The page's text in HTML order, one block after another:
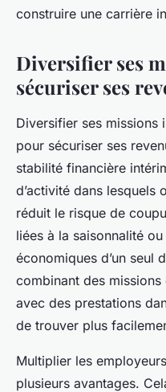
construire une carrière
Diversifier ses
sécuriser ses
Diversifier ses missions
pour sécuriser ses
stabilité financière
d’activité dans lesquels
réduit le risque de
liées à la saisonnalité
économiques d’un seul
combinant des
avec des prestations
de trouver plus
Multiplier les
plusieurs avantages.